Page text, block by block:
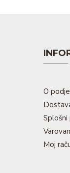
O
Splošni
Moj